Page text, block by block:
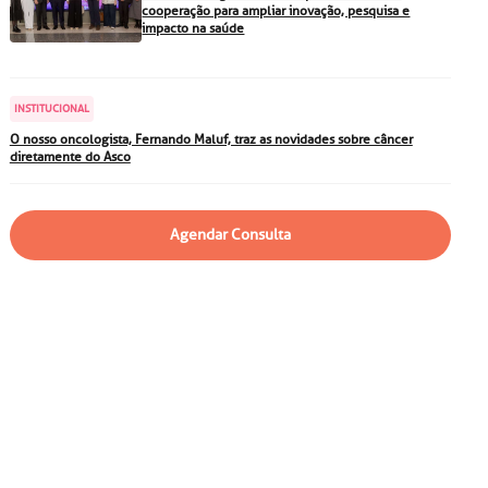
Vista
Saiba mais
Solicitação de veracidade de
cooperação para ampliar inovação, pesquisa e
impacto na saúde
INSTITUCIONAL
O nosso oncologista, Fernando Maluf, traz as novidades sobre câncer
diretamente do Asco
Agendar Consulta